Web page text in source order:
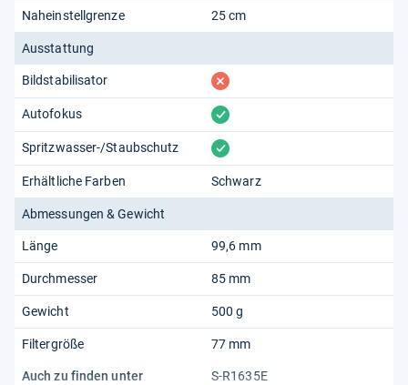
Naheinstellgrenze 25 cm
Ausstattung
Bildstabilisator fehlt
Autofokus vorhanden
Spritzwasser-/Staubschutz vorhanden
Erhältliche Farben Schwarz
Abmessungen & Gewicht
Länge 99,6 mm
Durchmesser 85 mm
Gewicht 500 g
Filtergröße 77 mm
Auch zu finden unter
S-R1635E